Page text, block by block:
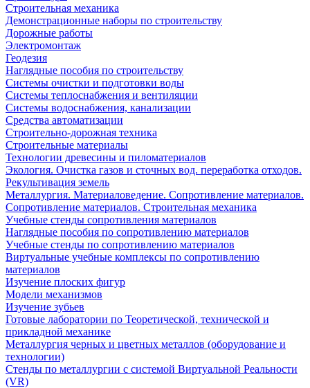
Cтроительная механика
Демонстрационные наборы по строительству
Дорожные работы
Электромонтаж
Геодезия
Наглядные пособия по строительству
Системы очистки и подготовки воды
Системы теплоснабжения и вентиляции
Системы водоснабжения, канализации
Средства автоматизации
Строительно-дорожная техника
Строительные материалы
Технологии древесины и пиломатериалов
Экология. Очистка газов и сточных вод. переработка отходов.
Рекультивация земель
Металлургия. Материаловедение. Сопротивление материалов.
Сопротивление материалов. Строительная механика
Учебные стенды сопротивления материалов
Наглядные пособия по сопротивлению материалов
Учебные стенды по сопротивлению материалов
Виртуальные учебные комплексы по сопротивлению
материалов
Изучение плоских фигур
Модели механизмов
Изучение зубьев
Готовые лаборатории по Теоретической, технической и
прикладной механике
Металлургия черных и цветных металлов (оборудование и
технологии)
Cтенды по металлургии с системой Виртуальной Реальности
(VR)